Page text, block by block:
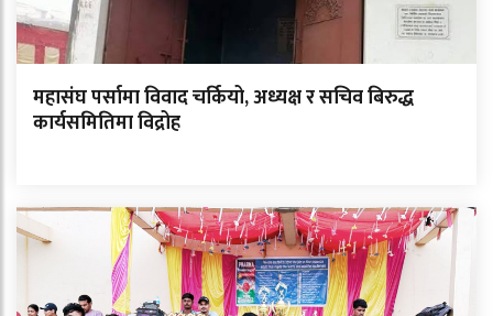
महासंघ पर्सामा विवाद चर्कियो, अध्यक्ष र सचिव बिरुद्ध
कार्यसमितिमा विद्रोह